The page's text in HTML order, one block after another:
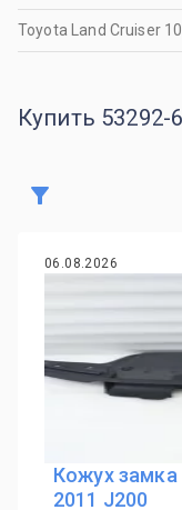
Toyota Land Cruiser
Купить 53292-
06.08.2026
Кожух замка
2011 J200